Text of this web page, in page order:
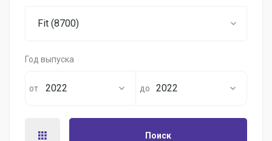
Fit (8700)
Год выпуска
2022 2022
Поиск